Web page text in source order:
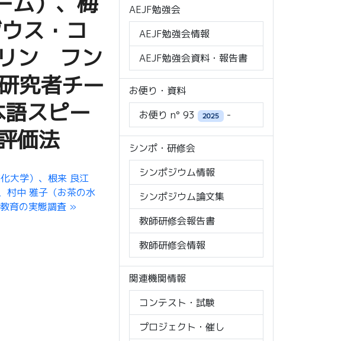
ス・コ
ン フン
究者チー
スピー
価法
大学）、根来 良江
村中 雅子（お茶の水
育の実態調査
AEJF勉強会
AEJF勉強会情報
AEJF勉強会資料・報告書
お便り・資料
お便り n° 93
2025 -
シンポ・研修会
シンポジウム情報
シンポジウム論文集
教師研修会報告書
教師研修会情報
関連機関情報
コンテスト・試験
プロジェクト・催し